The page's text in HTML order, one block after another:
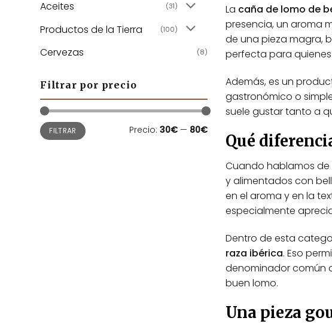
Aceites (31)
Productos de la Tierra (100)
Cervezas (8)
Filtrar por precio
Precio
mínimo
Precio
máximo
FILTRAR Precio: 30€ — 80€
Las
se
en
de
La caña de lomo de
presencia, un aroma
de una pieza magra,
perfecta para
Además, es un
gastronómico o
suele gustar tanto a
Qué
Cuando hablamos de
y alimentados con
en el aroma y en la
especialmente
Dentro de esta
raza ibérica. Eso
denominador común
buen lomo.
Una pieza